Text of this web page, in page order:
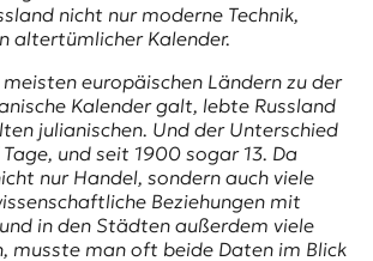
nicht nur moderne Technik,
altertümlicher Kalender.
europäischen Ländern zu der
Kalender galt, lebte Russland
julianischen. Und der Unterschied
und seit 1900 sogar 13. Da
nur Handel, sondern auch viele
Beziehungen mit
in den Städten außerdem viele
musste man oft beide Daten im Blick